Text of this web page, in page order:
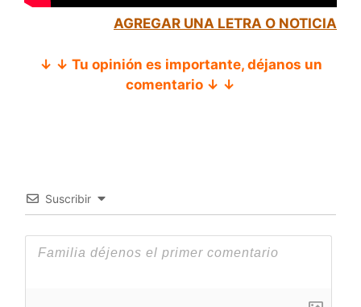
AGREGAR UNA LETRA O NOTICIA
↓ ↓ Tu opinión es importante, déjanos un
comentario ↓ ↓
Suscribir